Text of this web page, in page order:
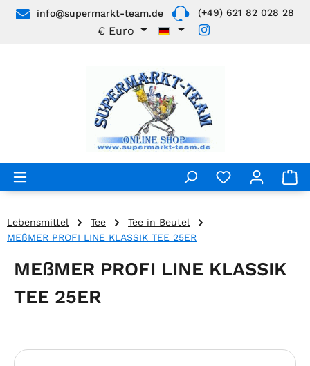
Zum Hauptinhalt springen
info@supermarkt-team.de (+49) 621 82 028 28
€ Euro
Lebensmittel Tee
Tee in Beutel
MEßMER PROFI LINE KLASSIK TEE 25ER
MEßMER PROFI LINE KLASSIK
TEE 25ER
Bildergalerie überspringen